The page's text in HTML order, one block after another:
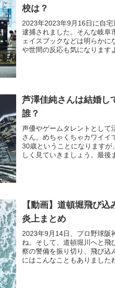
校は？
2023年2023年9月16日に自
逮捕されました。そんな岐阜
ェイスブックなどは明らか
や世間の反応も気になります
芦澤佳純さんは結婚し
誰？
声優やゲームタレントとして
さん。めちゃくちゃカワイイ
30歳ということになります
しく見ていきましょう。最後
【動画】道頓堀飛び
炎上まとめ
2023年9月14日、プロ野球阪
ね。そして、道頓堀川へと飛
察の警備を振り切り、飛び込
にはこんなこともありまし